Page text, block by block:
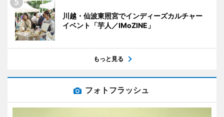
川越・仙波東照宮でインディーズカルチャー
イベント「芋人／IMoZINE」
もっと見る
フォトフラッシュ